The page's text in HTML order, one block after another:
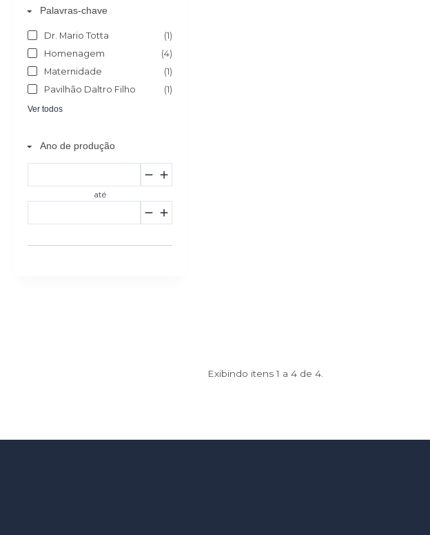
Palavras-chave
Dr. Mario Totta
(1)
Homenagem
(4)
Maternidade
(1)
Pavilhão Daltro Filho
(1)
Ver todos
Ano de produção
até
Exibindo itens 1 a 4 de 4.